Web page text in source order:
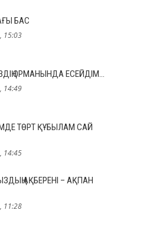
БАС
15:03
ОРМАНЫНДА ЕСЕЙДІМ…
14:49
ТӨРТ ҚҰБЫЛАМ САЙ
14:45
АҚБЕРЕНІ – АҚПАН
11:28